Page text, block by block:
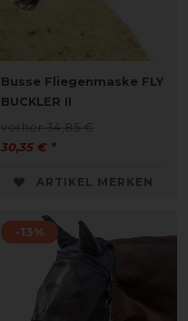
Busse Fliegenmaske FLY
BUCKLER II
vorher 34,85 €
30,35 € *
ARTIKEL MERKEN
-13%